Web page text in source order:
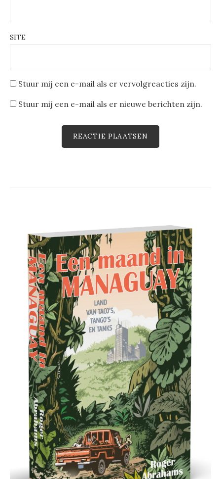
SITE
Stuur mij een e-mail als er vervolgreacties zijn.
Stuur mij een e-mail als er nieuwe berichten zijn.